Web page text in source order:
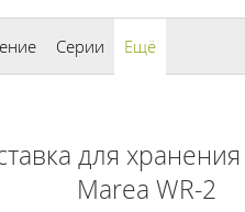
Серии Ещё
для
Marea WR-2